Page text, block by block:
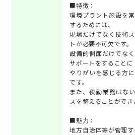
■特徴：
環境プラント施設を
するためには、
現場だけでなく技術
トが必要不可欠です。
設備的側面だけでな
サポートをすることに
やりがいを感じる方
です。
また、夜勤業務はな
スを整えることができ
■魅力：
地方自治体等が管理